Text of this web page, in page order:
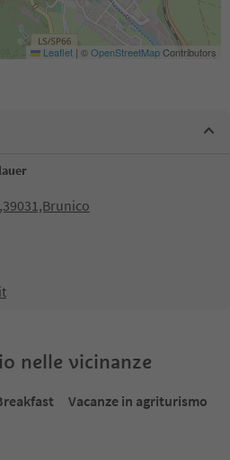
Leaflet | ©OpenStreetMapContributors
nelle vicinanze
Vacanze in agriturismo